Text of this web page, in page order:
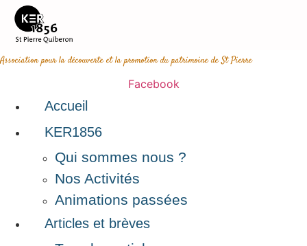
Aller
contenu
Association pour la découverte et la promotion du patrimoine de St Pierre
Facebook
Accueil
KER1856
Qui sommes nous ?
Nos Activités
Animations passées
Articles et brèves